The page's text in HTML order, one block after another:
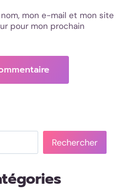
mon e-mail et mon site
pour mon prochain
Rechercher